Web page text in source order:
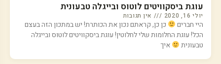
עוגת ביסקוויטים לוטוס ובייגלה טבעונית
יולי 16, 2020 אין תגובות
היי חברים
כן כן, קראתם נכון את הכותרת! יש במתכון הזה בעצם
הכל! עוגת החלומות שלי לחלוטין! עוגת ביסקוויטים לוטוס ובייגלה
טבעונית
איך